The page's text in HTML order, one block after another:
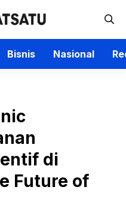
Bisnis Nasional
di
Future of